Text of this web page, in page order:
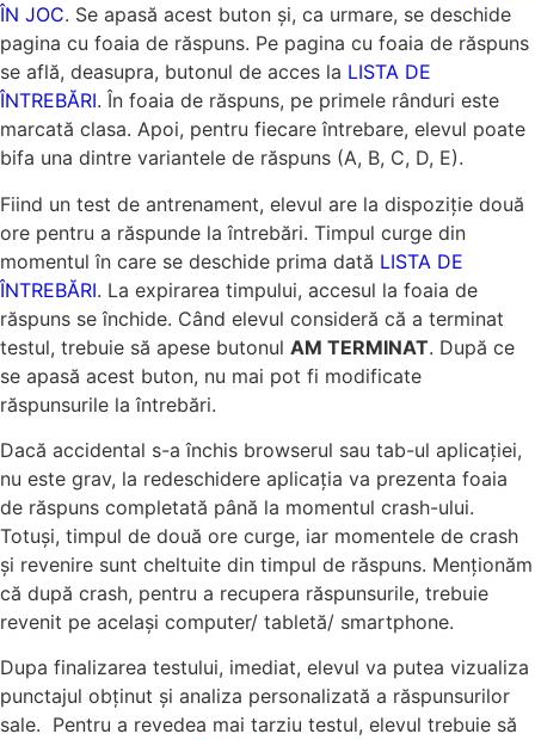
ÎN JOC. Se apasă acest buton și, ca urmare, se deschide
pagina cu foaia de răspuns. Pe pagina cu foaia de răspuns
se află, deasupra, butonul de acces la LISTA DE
ÎNTREBĂRI. În foaia de răspuns, pe primele rânduri este
marcată clasa. Apoi, pentru fiecare întrebare, elevul poate
bifa una dintre variantele de răspuns (A, B, C, D, E).
Fiind un test de antrenament, elevul are la dispoziție două
ore pentru a răspunde la întrebări. Timpul curge din
momentul în care se deschide prima dată LISTA DE
ÎNTREBĂRI. La expirarea timpului, accesul la foaia de
răspuns se închide. Când elevul consideră că a terminat
testul, trebuie să apese butonul AM TERMINAT. După ce
se apasă acest buton, nu mai pot fi modificate
răspunsurile la întrebări.
Dacă accidental s-a închis browserul sau tab-ul aplicației,
nu este grav, la redeschidere aplicația va prezenta foaia
de răspuns completată până la momentul crash-ului.
Totuși, timpul de două ore curge, iar momentele de crash
și revenire sunt cheltuite din timpul de răspuns. Menționăm
că după crash, pentru a recupera răspunsurile, trebuie
revenit pe același computer/ tabletă/ smartphone.
Dupa finalizarea testului, imediat, elevul va putea vizualiza
punctajul obţinut şi analiza personalizată a răspunsurilor
sale. Pentru a revedea mai tarziu testul, elevul trebuie să